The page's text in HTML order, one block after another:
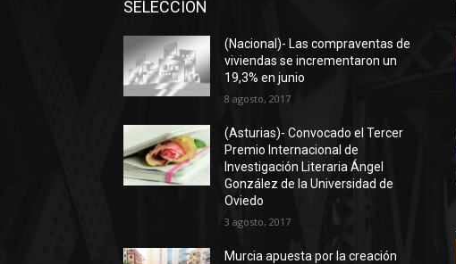
SELECCIÓN
(Nacional)- Las compraventas de
viviendas se incrementaron un
19,3% en junio
8 agosto, 2017
(Asturias)- Convocado el Tercer
Premio Internacional de
Investigación Literaria Ángel
González de la Universidad de
Oviedo
3 agosto, 2017
Murcia apuesta por la creación